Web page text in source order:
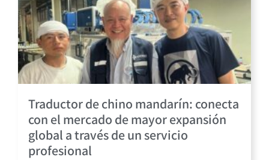
Traductor de chino mandarín: conecta
con el mercado de mayor expansión
global a través de un servicio
profesional